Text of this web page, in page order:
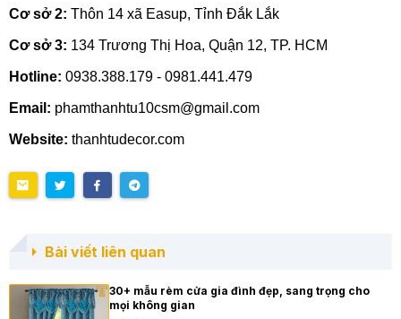
Cơ sở 2: Thôn 14 xã Easup, Tỉnh Đắk Lắk
Cơ sở 3: 134 Trương Thị Hoa, Quận 12, TP. HCM
Hotline: 0938.388.179 - 0981.441.479
Email: phamthanhtu10csm@gmail.com
Website: thanhtudecor.com
Bài viết liên quan
30+ mẫu rèm cửa gia đình đẹp, sang trọng cho
mọi không gian